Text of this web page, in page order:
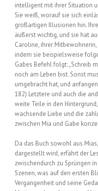
intelligent mit ihrer Situation
Sie weiß, worauf sie sich
großartigen Illusionen hin.
äußerst wichtig, und sie hat
Caroline, ihrer
indem sie beispielsweise
Gabes Befehl folgt: „Schreib
noch am Leben bist. Sonst
umgebracht hat, und
182) Letztere und auch die
weite Teile in den
wachsende Liebe und die
zwischen Mia und Gabe
Da das Buch sowohl aus
dargestellt wird, erfährt der
zwischendurch zu Sprüngen
Szenen, was auf den ersten
Vergangenheit und seine